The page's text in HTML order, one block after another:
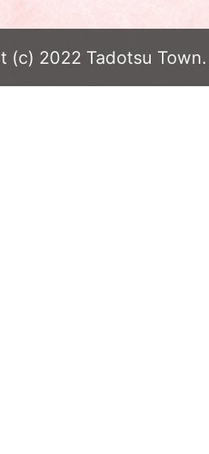
(c) 2022 Tadotsu